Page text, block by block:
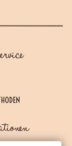
DER WEBSITE